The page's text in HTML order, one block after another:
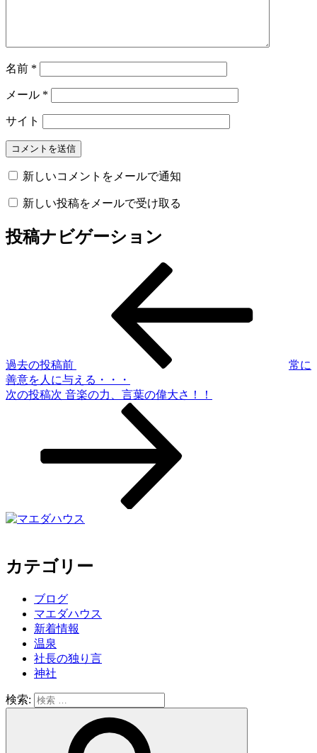
名前 *
メール *
サイト
新しいコメントをメールで通知
新しい投稿をメールで受け取る
投稿ナビゲーション
過去の投稿前
常に
善意を人に与える・・・
次の投稿次 音楽の力、言葉の偉大さ！！
カテゴリー
ブログ
マエダハウス
新着情報
温泉
社長の独り言
神社
検索: